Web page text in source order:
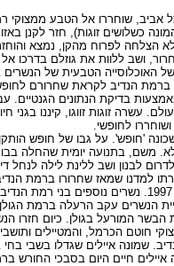
אביב, שוחררו אל הטבע ממצוקי
הצלחה לפרוח מהקן, נמצא
ושב ללוות את גוזלם בדרכו
האוכלוסייה הטבעית של
ברמת הנדיב לקראת שחרורם
בדיקת הנתונים
זוגות זווגו, קיננו בגני
לחופשי.
נשר שכונה 'חופש'. על גבו של
לבנון ושב ללינת לילה
למדנו שמאז שחרורו ברמת הנדיב
שאחד מבני הזוג הינו בן (או בת) רמת הנדיב, מקננים
המורעל בגולן. כיום חזרו
חוטם הכרמל, והמטיילים
שמונה איילים שגדלו בשבי
חיים היום בסבכי החורש